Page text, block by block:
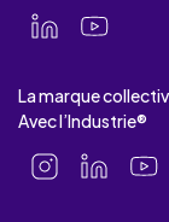
La marque
Avec l’Industrie®